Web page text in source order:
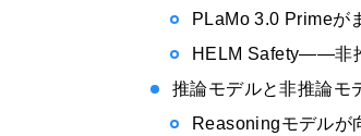
PLaMo 3.0 Primeが
HELM Safety——非
推論モデルと非推論モ
Reasoningモデルが